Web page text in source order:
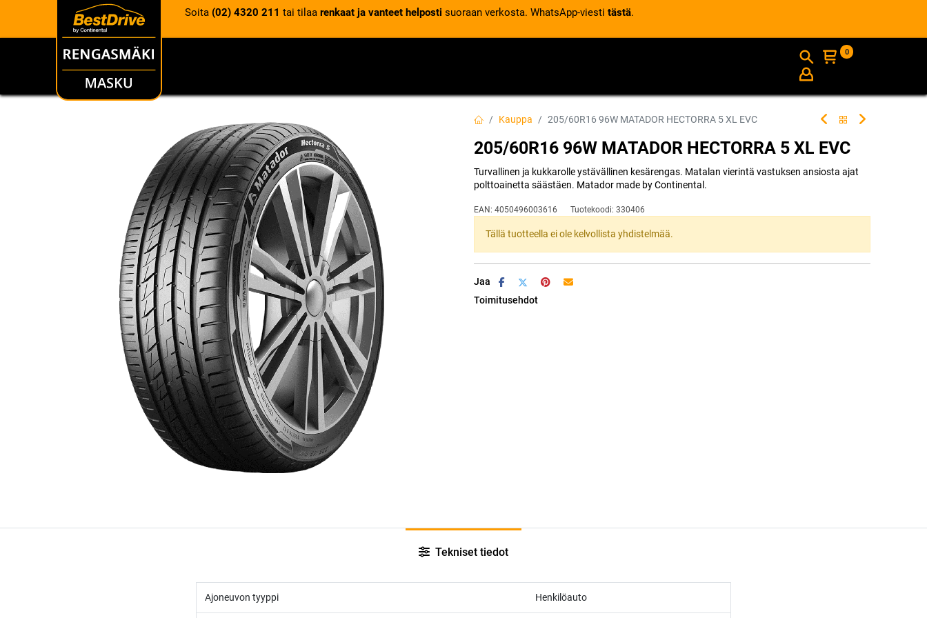
Soita (02) 4320 211 tai tilaa renkaat ja vanteet helposti suoraan verkosta. WhatsApp-viesti tästä.
RENKAAT INFO
0
Kauppa 205/60R16 96W MATADOR HECTORRA 5 XL EVC
205/60R16 96W MATADOR HECTORRA 5 XL EVC
Turvallinen ja kukkarolle ystävällinen kesärengas. Matalan vierintä vastuksen ansiosta ajat
polttoainetta säästäen. Matador made by Continental.
EAN: 4050496003616 Tuotekoodi: 330406
Tällä tuotteella ei ole kelvollista yhdistelmää.
Jaa
Toimitusehdot
Tekniset tiedot
Ajoneuvon tyyppi Henkilöauto